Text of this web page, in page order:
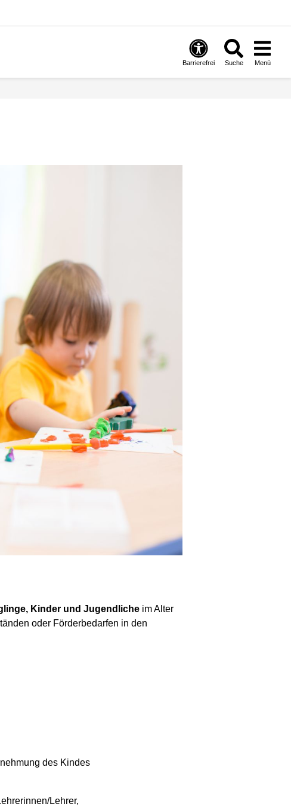
Barrierefrei Suche Menü
Kinder und Jugendliche im Alter
oder Förderbedarfen in den
des Kindes
Lehrer,